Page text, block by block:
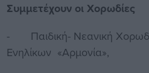
Συμμετέχουν οι Χορωδίες
- Παιδική- Νεανική
Ενηλίκων «Αρμονία»,